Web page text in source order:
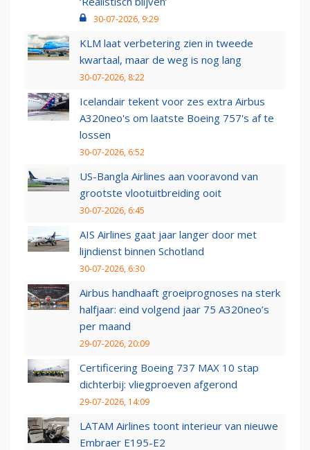
30-07-2026, 9:29
KLM laat verbetering zien in tweede
kwartaal, maar de weg is nog lang
30-07-2026, 8:22
Icelandair tekent voor zes extra Airbus
A320neo's om laatste Boeing 757's af te
lossen
30-07-2026, 6:52
US-Bangla Airlines aan vooravond van
grootste vlootuitbreiding ooit
30-07-2026, 6:45
AIS Airlines gaat jaar langer door met
lijndienst binnen Schotland
30-07-2026, 6:30
Airbus handhaaft groeiprognoses na sterk
halfjaar: eind volgend jaar 75 A320neo’s
per maand
29-07-2026, 20:09
Certificering Boeing 737 MAX 10 stap
dichterbij: vliegproeven afgerond
29-07-2026, 14:09
LATAM Airlines toont interieur van nieuwe
Embraer E195-E2